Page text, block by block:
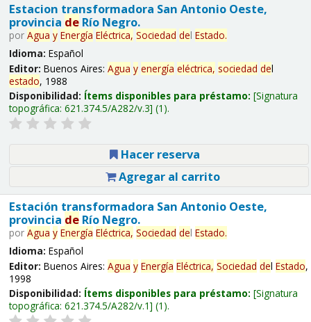
Estacion transformadora San Antonio Oeste,
provincia deRío Negro.
por Agua y Energía Eléctrica, Sociedad del Estado.
Idioma: Español
Editor: Buenos Aires: Agua y energía eléctrica, sociedad del
estado, 1988
Disponibilidad: Ítems disponibles para préstamo: Signatura
topográfica: 621.374.5/A282/v.3 (1).
Hacer reserva
Agregar al carrito
Estación transformadora San Antonio Oeste,
provincia deRío Negro.
por Agua y Energía Eléctrica, Sociedad del Estado.
Idioma: Español
Editor: Buenos Aires: Agua y Energía Eléctrica, Sociedad del Estado,
1998
Disponibilidad: Ítems disponibles para préstamo: Signatura
topográfica: 621.374.5/A282/v.1 (1).